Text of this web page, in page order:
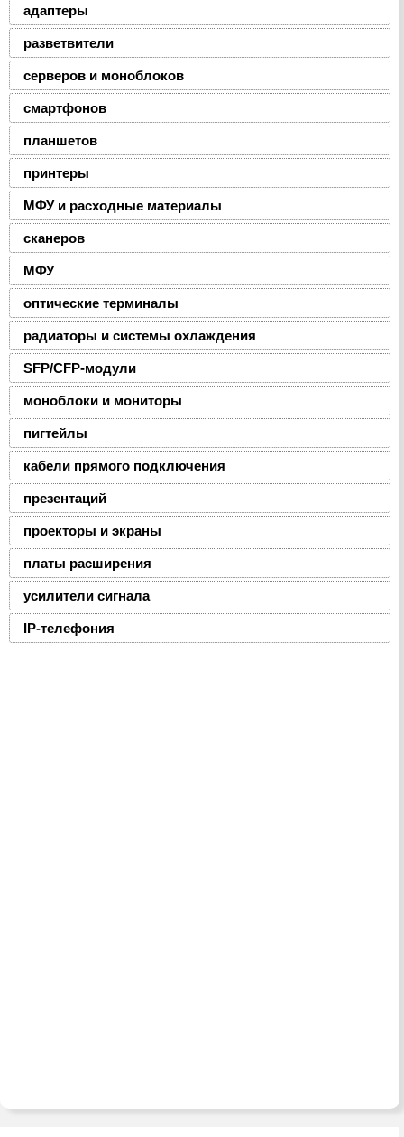
адаптеры
разветвители
серверов и моноблоков
смартфонов
планшетов
принтеры
МФУ и расходные материалы
сканеров
МФУ
оптические терминалы
радиаторы и системы охлаждения
SFP/CFP-модули
моноблоки и мониторы
пигтейлы
кабели прямого подключения
презентаций
проекторы и экраны
платы расширения
усилители сигнала
IP-телефония